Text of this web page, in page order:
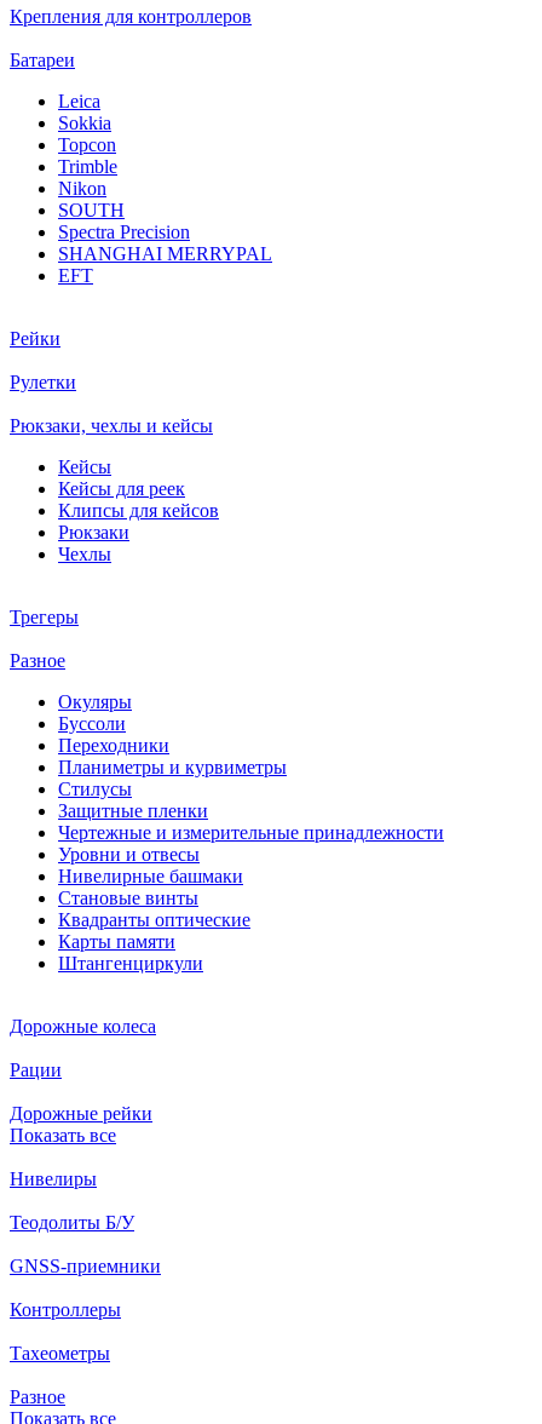
Крепления для контроллеров
Батареи
Leica
Sokkia
Topcon
Trimble
Nikon
SOUTH
Spectra Precision
SHANGHAI MERRYPAL
EFT
Рейки
Рулетки
Рюкзаки, чехлы и кейсы
Кейсы
Кейсы для реек
Клипсы для кейсов
Рюкзаки
Чехлы
Трегеры
Разное
Окуляры
Буссоли
Переходники
Планиметры и курвиметры
Стилусы
Защитные пленки
Чертежные и измерительные принадлежности
Уровни и отвесы
Нивелирные башмаки
Становые винты
Квадранты оптические
Карты памяти
Штангенциркули
Дорожные колеса
Рации
Дорожные рейки
Показать все
Нивелиры
Теодолиты Б/У
GNSS-приемники
Контроллеры
Тахеометры
Разное
Показать все